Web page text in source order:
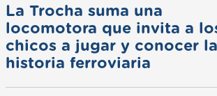
La Trocha suma una
locomotora que invita a
chicos a jugar y conocer la
historia ferroviaria